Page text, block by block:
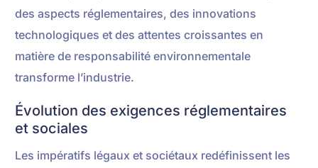
des aspects réglementaires, des innovations
technologiques et des attentes croissantes en
matière de responsabilité environnementale
transforme l’industrie.
Évolution des exigences réglementaires
et sociales
Les impératifs légaux et sociétaux redéfinissent les